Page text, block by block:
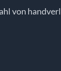
von